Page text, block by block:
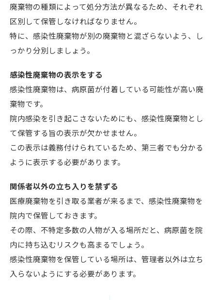
廃棄物の種類によって処分方法が異なるため、それぞれ
区別して保管しなければなりません。
特に、感染性廃棄物が別の廃棄物と混ざらないよう、し
っかり分別しましょう。
感染性廃棄物の表示をする
感染性廃棄物は、病原菌が付着している可能性が高い廃
棄物です。
院内感染を引き起こさないためにも、感染性廃棄物とし
て保管する旨の表示が欠かせません。
この表示は義務付けられているため、第三者でも分かる
ように表示する必要があります。
関係者以外の立ち入りを禁ずる
医療廃棄物を引き取る業者が来るまで、感染性廃棄物を
院内で保管しておきます。
その際、不特定多数の人物が入る場所だと、病原菌を院
内に持ち込むリスクも高まるでしょう。
感染性廃棄物を保管している場所は、管理者以外は立ち
入らないようにする必要があります。